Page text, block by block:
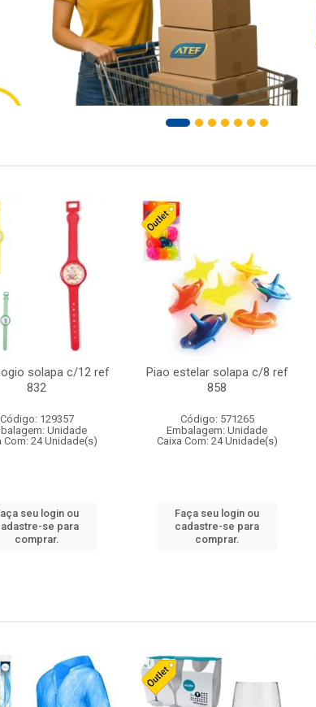
solapa c/12 ref
832
Código: 129357
Unidade
Com: 24 Unidade(s)
seu login ou
se para
comprar.
Piao estelar solapa c/8 ref
858
Código: 571265
Embalagem: Unidade
Caixa Com: 24 Unidade(s)
Faça seu login ou
cadastre-se para
comprar.